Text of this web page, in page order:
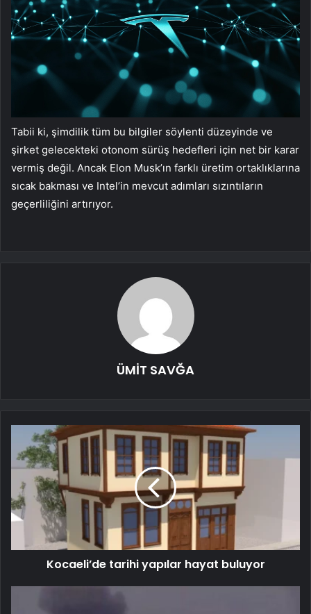
Tabii ki, şimdilik tüm bu bilgiler söylenti düzeyinde ve
şirket gelecekteki otonom sürüş hedefleri için net bir karar
vermiş değil. Ancak Elon Musk’ın farklı üretim ortaklıklarına
sıcak bakması ve Intel’in mevcut adımları sızıntıların
geçerliliğini artırıyor.
ÜMİT SAVĞA
Kocaeli’de tarihi yapılar hayat buluyor